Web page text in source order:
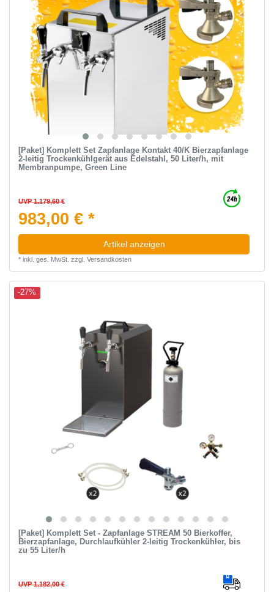
[Paket] Komplett Set Zapfanlage Kontakt 40/K Bierzapfanlage
2-leitig Trockenkühlgerät aus Edelstahl, 50 Liter/h, mit
Membranpumpe, Green Line
UVP 1.179,60 €
983,00 € *
Artikel anzeigen
* inkl. ges. MwSt. zzgl. Versandkosten
-27%
[Paket] Komplett Set - Zapfanlage STREAM 50 Bierkoffer,
Bierzapfanlage, Durchlaufkühler 2-leitig Trockenkühler, bis
zu 55 Liter/h
UVP 1.182,00 €